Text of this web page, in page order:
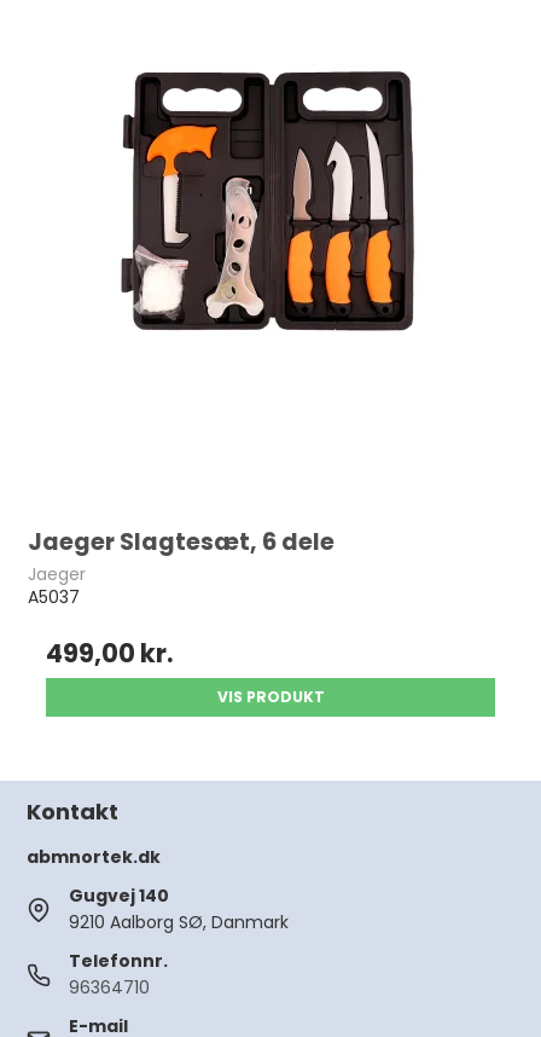
Jaeger Slagtesæt, 6 dele
Jaeger
A5037
499,00 kr.
VIS PRODUKT
Kontakt
abmnortek.dk
Gugvej 140
9210 Aalborg SØ, Danmark
Telefonnr.
96364710
E-mail